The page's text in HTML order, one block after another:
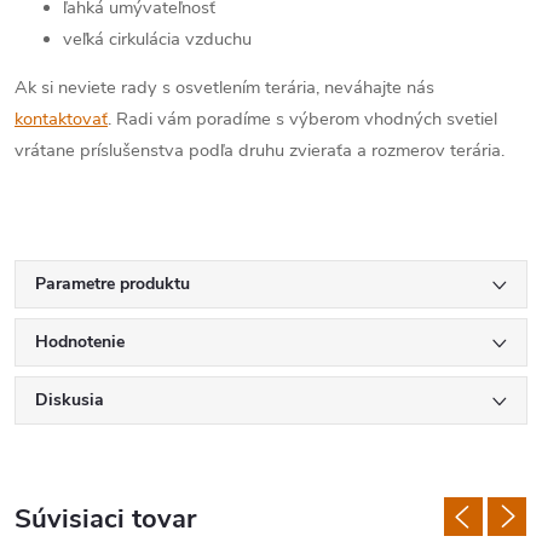
ľahká umývateľnosť
veľká cirkulácia vzduchu
Ak si neviete rady s osvetlením terária, neváhajte nás
kontaktovať. Radi vám poradíme s výberom vhodných svetiel
vrátane príslušenstva podľa druhu zvieraťa a rozmerov terária.
Parametre produktu
Hodnotenie
Diskusia
Súvisiaci tovar